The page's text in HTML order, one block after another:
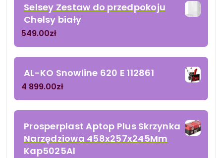
Selsey Zestaw do przedpokoju
Chelsy biały
549.00zł
AL-KO Snowline 620 E 112861
4 899.00zł
Prosperplast Aptop Plus Skrzynka
Narzędziowa 458x257x245Mm
Kap5025Al